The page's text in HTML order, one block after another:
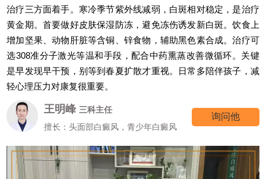
治疗三方面着手。寒冷季节紫外线减弱，白斑相对稳定，是治疗
黄金期。首要做好皮肤保湿防冻，避免冻伤诱发新白斑。饮食上
增加坚果、动物肝脏等含铜、锌食物，辅助黑色素合成。治疗可
选308准分子激光等温和手段，配合中药熏蒸改善微循环。关键
是早发现早干预，别等到春夏扩散才重视。日常多陪伴孩子，减
轻心理压力对康复很重要。
王明峰 三科主任
擅长：头面部白癜风，青少年白癜风
询问他